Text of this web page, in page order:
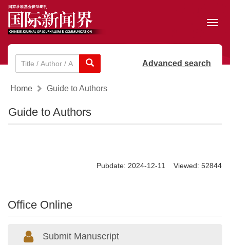
Advanced search
Home Guide to Authors
Guide to Authors
Pubdate: 2024-12-11 Viewed: 52844
Office Online
Submit Manuscript